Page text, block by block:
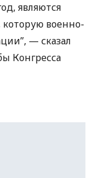
являются
которую военно-
— сказал
Конгресса